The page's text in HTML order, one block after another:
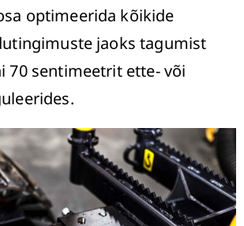
optimeerida kõikide
jaoks tagumist
70 sentimeetrit ette- või